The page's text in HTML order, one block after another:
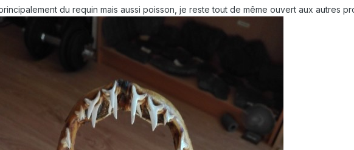
du requin mais aussi poisson, je reste tout de même ouvert aux autres